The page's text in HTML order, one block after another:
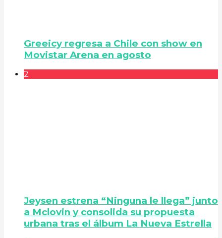
Greeicy regresa a Chile con show en
Movistar Arena en agosto
2
Jeysen estrena “Ninguna le llega” junto
a Mclovin y consolida su propuesta
urbana tras el álbum La Nueva Estrella